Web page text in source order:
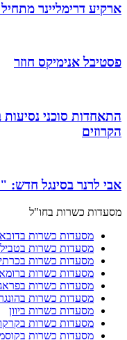
ארקיע דרימליינר
פסטיבל אנימיקס חוזר
התאחדות סוכני
הקרוזים
אבי לרנר בסינגל חדש:
מסעדות כשרות בחו"ל
מסעדות כשרות
מסעדות כשרות
מסעדות כשרות
מסעדות כשרות ברומא
מסעדות כשרות
מסעדות כשרות
מסעדות כשרות ביוון
מסעדות כשרות
מסעדות כשרות